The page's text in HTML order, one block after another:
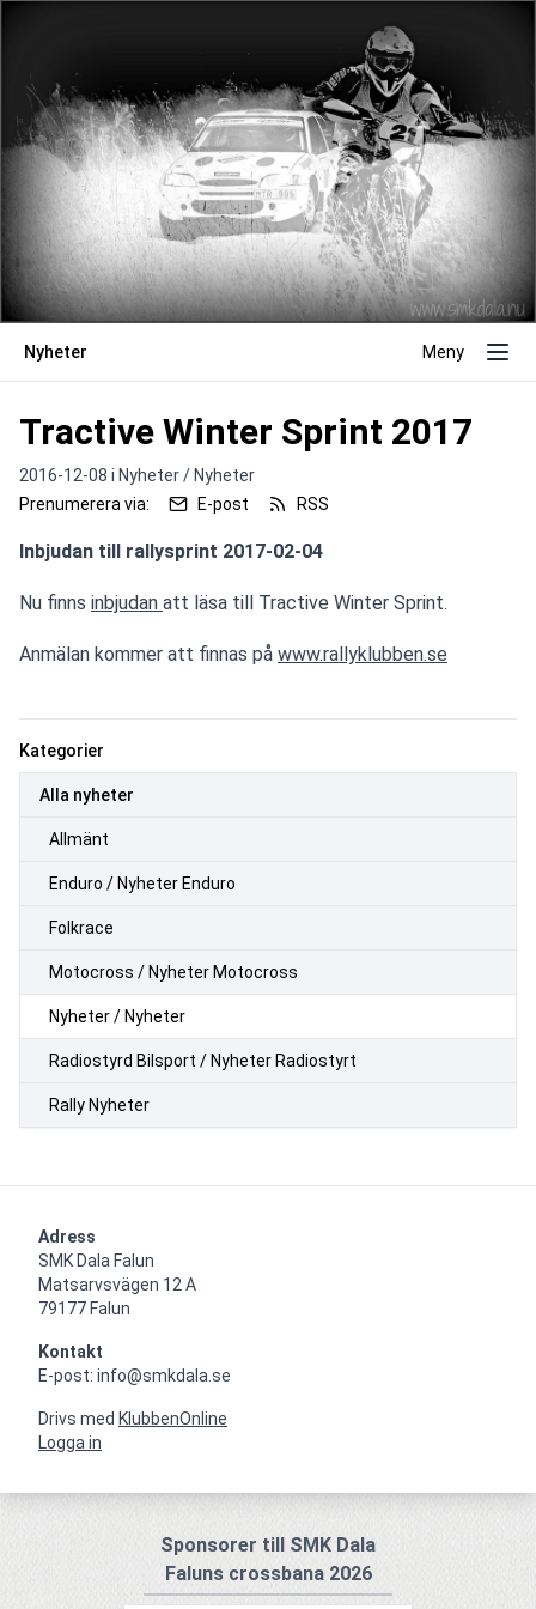
Nyheter Meny
Kategorier
Alla nyheter
Allmänt
Enduro / Nyheter Enduro
Folkrace
Motocross / Nyheter Motocross
Nyheter / Nyheter
Radiostyrd Bilsport / Nyheter Radiostyrt
Rally Nyheter
Tractive Winter Sprint 2017
2016-12-08 i Nyheter / Nyheter
Prenumerera via:
E-post RSS
Inbjudan till rallysprint 2017-02-04
Nu finns inbjudan att läsa till Tractive Winter Sprint.
Anmälan kommer att finnas på www.rallyklubben.se
Adress
SMK Dala Falun
Matsarvsvägen 12 A
79177 Falun
Kontakt
E-post: info@smkdala.se
Drivs med KlubbenOnline
Logga in
Sponsorer till SMK Dala
Faluns crossbana 2026